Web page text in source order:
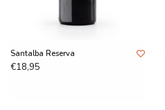
Santalba Reserva
€18,95